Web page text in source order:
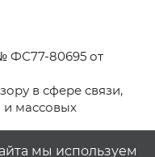
ФС77-80695 от
в сфере связи,
массовых
(2021-2025)
мы используем